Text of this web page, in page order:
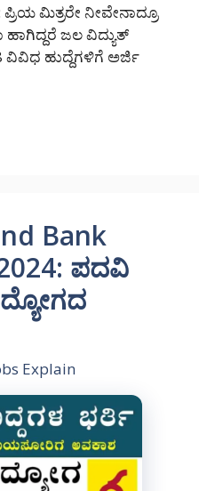
ಮಿತ್ರರೇ ನೀವೇನಾದ್ರೂ
ಹಾಗಿದ್ದರೆ ಜಲ ವಿದ್ಯುತ್
ವಿವಿಧ ಹುದ್ದೆಗಳಿಗೆ ಅರ್ಜಿ
Bank
ಪದವಿ
Explain